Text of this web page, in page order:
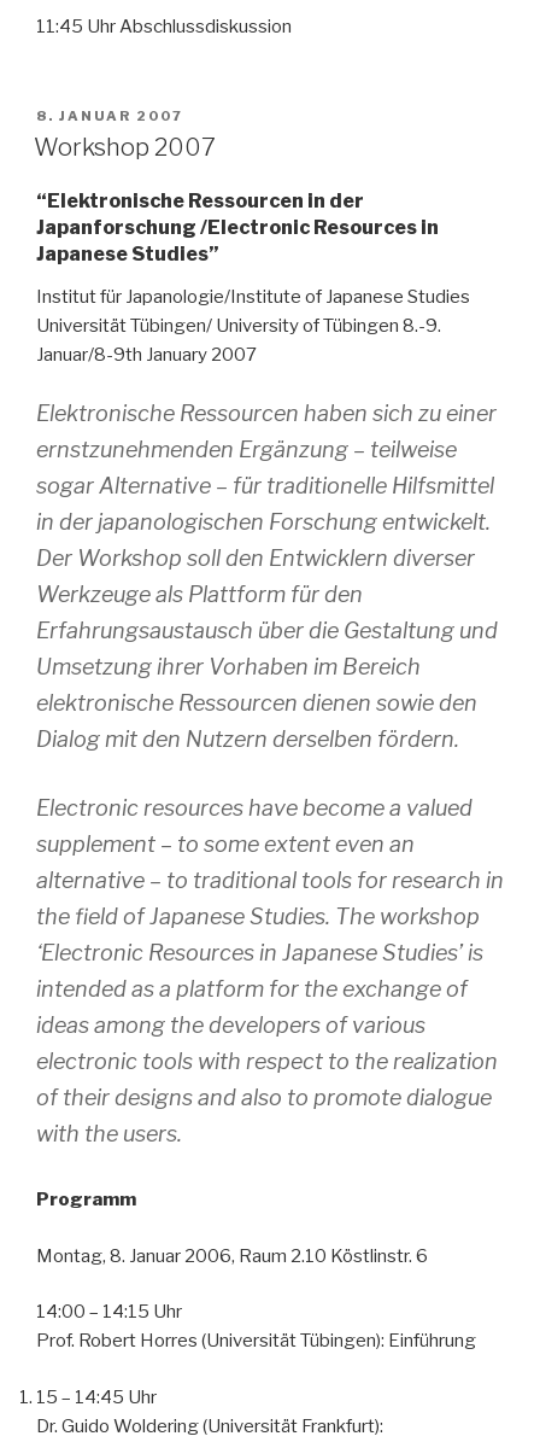
11:45 Uhr Abschlussdiskussion
VERÖFFENTLICHT
AM
8. JANUAR 2007
Workshop 2007
“Elektronische Ressourcen in der
Japanforschung /Electronic Resources in
Japanese Studies”
Institut für Japanologie/Institute of Japanese Studies
Universität Tübingen/ University of Tübingen 8.-9.
Januar/8-9th January 2007
Elektronische Ressourcen haben sich zu einer
ernstzunehmenden Ergänzung – teilweise
sogar Alternative – für traditionelle Hilfsmittel
in der japanologischen Forschung entwickelt.
Der Workshop soll den Entwicklern diverser
Werkzeuge als Plattform für den
Erfahrungsaustausch über die Gestaltung und
Umsetzung ihrer Vorhaben im Bereich
elektronische Ressourcen dienen sowie den
Dialog mit den Nutzern derselben fördern.
Electronic resources have become a valued
supplement – to some extent even an
alternative – to traditional tools for research in
the field of Japanese Studies. The workshop
‘Electronic Resources in Japanese Studies’ is
intended as a platform for the exchange of
ideas among the developers of various
electronic tools with respect to the realization
of their designs and also to promote dialogue
with the users.
Programm
Montag, 8. Januar 2006, Raum 2.10 Köstlinstr. 6
14:00 – 14:15 Uhr
Prof. Robert Horres (Universität Tübingen): Einführung
15 – 14:45 Uhr
Dr. Guido Woldering (Universität Frankfurt):